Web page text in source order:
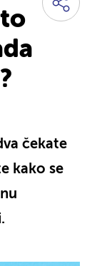
čekate
kako se